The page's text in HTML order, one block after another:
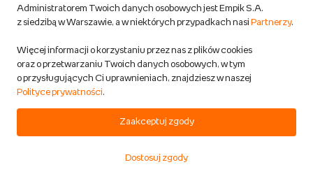
z lejkiem Atest UE na paliwo
Inna marka
Przewidywana wysyłka:
w 1 dzień rob.
Administratorem Twoich danych osobowych jest Empik S.A.
z siedzibą w Warszawie, a w niektórych przypadkach nasi Partnerzy.
Więcej informacji o korzystaniu przez nas z plików cookies
oraz o przetwarzaniu Twoich danych osobowych, w tym
o przysługujących Ci uprawnieniach, znajdziesz w naszej
Polityce prywatności.
Zaakceptuj zgody
Dostosuj zgody